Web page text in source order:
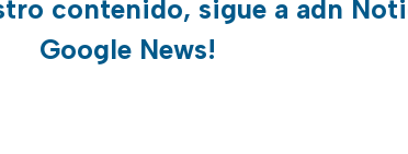
contenido, sigue a adn
Google News!